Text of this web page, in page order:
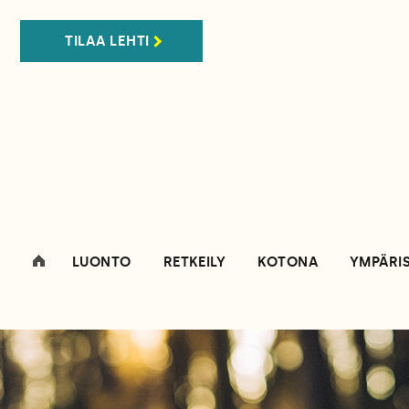
TILAA LEHTI
LUONTO RETKEILY KOTONA